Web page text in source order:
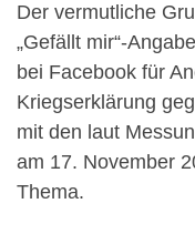
Der vermutliche
„Gefällt mir“-
bei Facebook für
Kriegserklärung
mit den laut
am 17. November
Thema.